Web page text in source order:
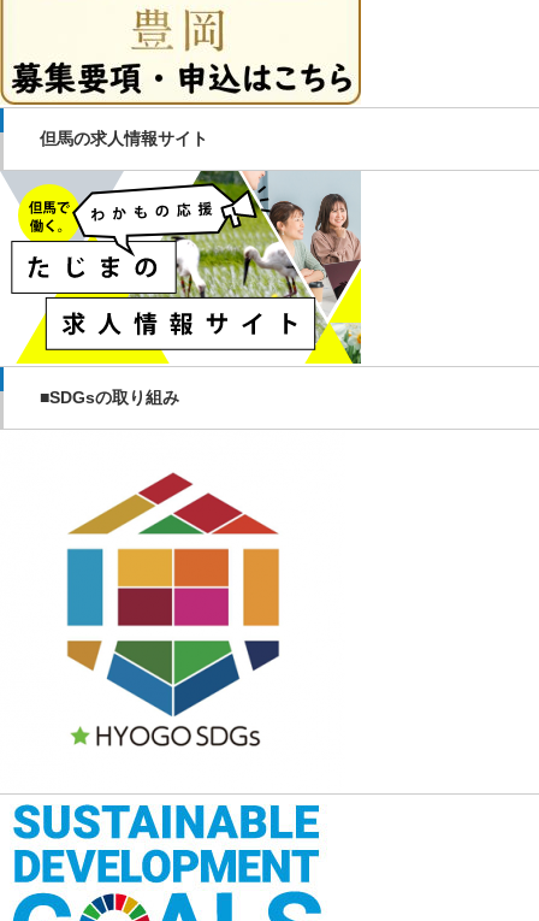
但馬の求人情報サイト
■SDGsの取り組み